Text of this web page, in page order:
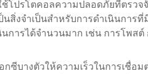
ช้โปรโตคอลความปลอดภัยที่ตรว
ป็นสิ่งจำเป็นสำหรับการดำเนินกา
นการได้จำนวนมาก เช่น การโพส
กซีบางตัวให้ความเร็วในการเชื่อ